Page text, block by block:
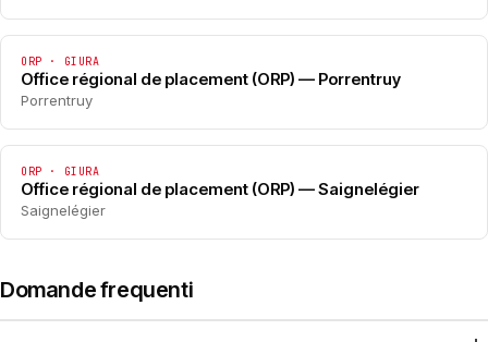
ORP · GIURA
Office régional de placement (ORP) — Porrentruy
Porrentruy
ORP · GIURA
Office régional de placement (ORP) — Saignelégier
Saignelégier
Domande frequenti